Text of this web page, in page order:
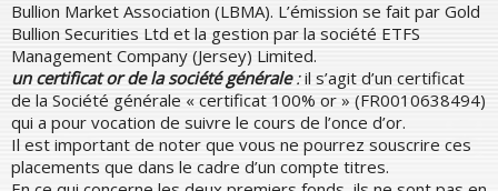
Bullion Market Association (LBMA). L’émission se fait par Gold
Bullion Securities Ltd et la gestion par la société ETFS
Management Company (Jersey) Limited.
un certificat or de la société générale:il s’agit d’un certificat
de la Société générale « certificat 100% or » (FR0010638494)
qui a pour vocation de suivre le cours de l’once d’or.
Il est important de noter que vous ne pourrez souscrire ces
placements que dans le cadre d’un compte titres.